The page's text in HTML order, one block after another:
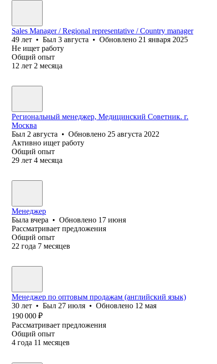
Sales Manager / Regional representative / Country manager
49 лет • Был 3 августа • Обновлено 21 января 2025
Не ищет работу
Общий опыт
12 лет 2 месяца
Региональный менеджер, Медицинский Советник. г.
Москва
Был 2 августа • Обновлено 25 августа 2022
Активно ищет работу
Общий опыт
29 лет 4 месяца
Менеджер
Была вчера • Обновлено 17 июня
Рассматривает предложения
Общий опыт
22 года 7 месяцев
Менеджер по оптовым продажам (английский язык)
30 лет • Был 27 июля • Обновлено 12 мая
190 000 ₽
Рассматривает предложения
Общий опыт
4 года 11 месяцев